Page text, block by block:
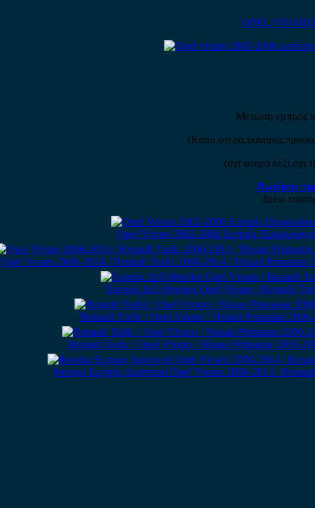
OPEL
Μετώπη εμπρός
(όχι φτερό δεξί,όχι
Ρωτήστε
Δείτε
Opel Vivaro 2002-2006 Εμπρός
Opel Vivaro 2006-2014 / Renault Trafic 2006-2014 / Nissan
Εμπρός Δεξί Φανάρι Opel Vivaro / Renault
Renault Trafic / Opel Vivaro / Nissan Primastar
Renault Trafic / Opel Vivaro / Nissan Primastar 2006-
Φανάρι Εμπρός Αριστερό Opel Vivaro 2006-2014 /